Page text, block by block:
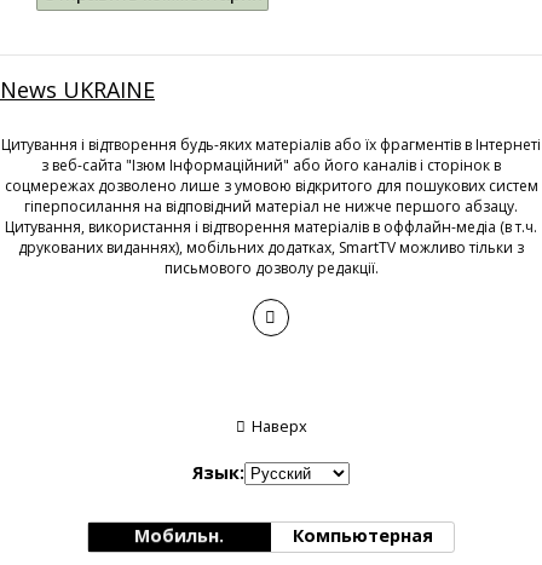
News UKRAINE
Цитування і відтворення будь-яких матеріалів або їх фрагментів в Інтернеті
з веб-сайта "Ізюм Інформаційний" або його каналів і сторінок в
соцмережах дозволено лише з умовою відкритого для пошукових систем
гіперпосилання на відповідний матеріал не нижче першого абзацу.
Цитування, використання і відтворення матеріалів в оффлайн-медіа (в т.ч.
друкованих виданнях), мобільних додатках, SmartTV можливо тільки з
письмового дозволу редакції.
Наверх
Язык:
Мобильн. Компьютерная